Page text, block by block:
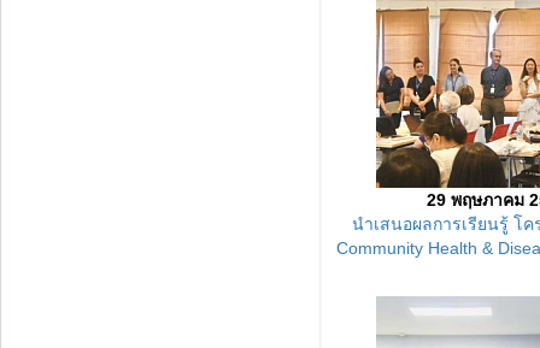
29 พฤษภาคม
นำเสนอผลการเรียนรู้ โค
Community Health &